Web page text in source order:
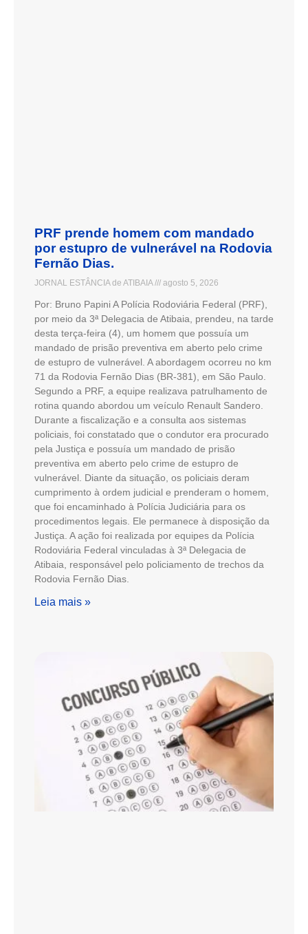
PRF prende homem com mandado
por estupro de vulnerável na Rodovia
Fernão Dias.
JORNAL ESTÂNCIA de ATIBAIA agosto 5, 2026
Por: Bruno Papini A Polícia Rodoviária Federal (PRF),
por meio da 3ª Delegacia de Atibaia, prendeu, na tarde
desta terça-feira (4), um homem que possuía um
mandado de prisão preventiva em aberto pelo crime
de estupro de vulnerável. A abordagem ocorreu no km
71 da Rodovia Fernão Dias (BR-381), em São Paulo.
Segundo a PRF, a equipe realizava patrulhamento de
rotina quando abordou um veículo Renault Sandero.
Durante a fiscalização e a consulta aos sistemas
policiais, foi constatado que o condutor era procurado
pela Justiça e possuía um mandado de prisão
preventiva em aberto pelo crime de estupro de
vulnerável. Diante da situação, os policiais deram
cumprimento à ordem judicial e prenderam o homem,
que foi encaminhado à Polícia Judiciária para os
procedimentos legais. Ele permanece à disposição da
Justiça. A ação foi realizada por equipes da Polícia
Rodoviária Federal vinculadas à 3ª Delegacia de
Atibaia, responsável pelo policiamento de trechos da
Rodovia Fernão Dias.
Leia mais »